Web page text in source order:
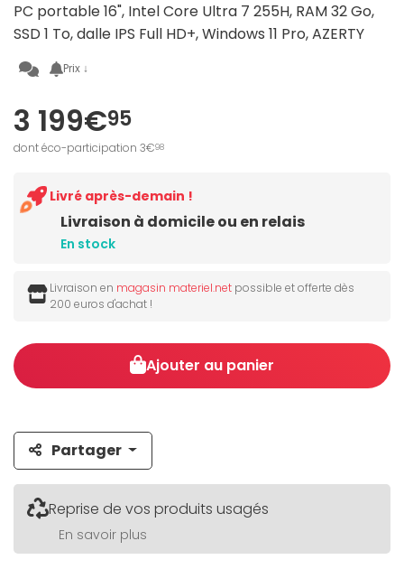
PC portable 16", Intel Core Ultra 7 255H, RAM 32 Go,
SSD 1 To, dalle IPS Full HD+, Windows 11 Pro, AZERTY
Prix ↓
3 199€95
dont éco-participation 3€98
Livraison à domicile ou en relais
En stock
Livré après-demain !
Livraison en magasin materiel.net possible et offerte dès
200 euros d'achat !
Ajouter au panier
Partager
Reprise de vos produits usagés
En savoir plus